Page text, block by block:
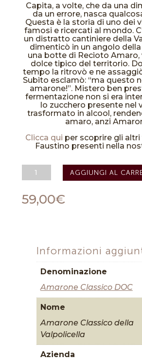
Capita, a volte, che da una
da un errore, nasca
Questa è la storia di uno dei
famosi e ricercati al mondo.
un distratto cantiniere della
dimenticò in un angolo
una botte di Recioto Amaro,
dolce tipico del territorio.
tempo la ritrovò e ne
Subito esclamò: “ma questo
amarone!”. Mistero ben
fermentazione non si era
lo zucchero presente nel
trasformato in alcool,
amaro, anzi
Clicca qui per scoprire gli
Faustino presenti nella
Amarone
Classico
Faustino"
DOC
AGGIUNGI AL
59,00€
Informazioni
Denominazione
Amarone Classico DOC
Nome
Amarone Classico della
Valpolicella
Azienda